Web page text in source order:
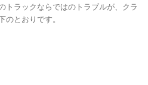
トラックならではのトラブルが、クラ
とおりです。